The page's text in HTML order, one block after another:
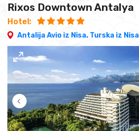
Rixos Downtown Antalya
Hotel:
Antalija Avio iz Nisa, Turska iz Nisa